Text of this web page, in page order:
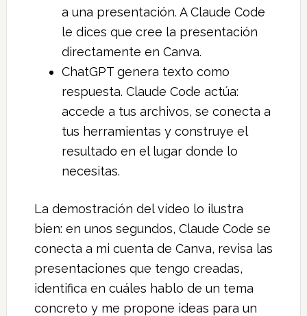
a una presentación. A Claude Code
le dices que cree la presentación
directamente en Canva.
ChatGPT genera texto como
respuesta. Claude Code actúa:
accede a tus archivos, se conecta a
tus herramientas y construye el
resultado en el lugar donde lo
necesitas.
La demostración del vídeo lo ilustra
bien: en unos segundos, Claude Code se
conecta a mi cuenta de Canva, revisa las
presentaciones que tengo creadas,
identifica en cuáles hablo de un tema
concreto y me propone ideas para un